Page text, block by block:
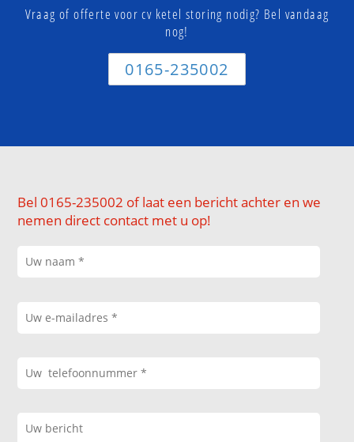
Vraag of offerte voor cv ketel storing nodig? Bel vandaag
nog!
0165-235002
Bel 0165-235002 of laat een bericht achter en we
nemen direct contact met u op!